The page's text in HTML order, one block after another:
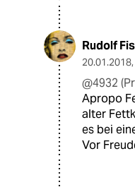
Rudolf
20.01.2018,
@4932
Apropo
alter
es bei
Vor